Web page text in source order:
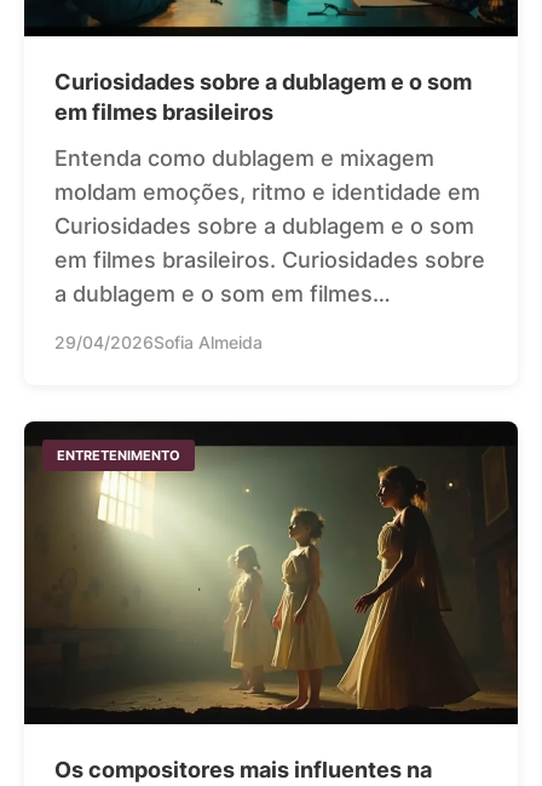
Curiosidades sobre a dublagem e o som
em filmes brasileiros
Entenda como dublagem e mixagem
moldam emoções, ritmo e identidade em
Curiosidades sobre a dublagem e o som
em filmes brasileiros. Curiosidades sobre
a dublagem e o som em filmes…
29/04/2026Sofia Almeida
ENTRETENIMENTO
Os compositores mais influentes na